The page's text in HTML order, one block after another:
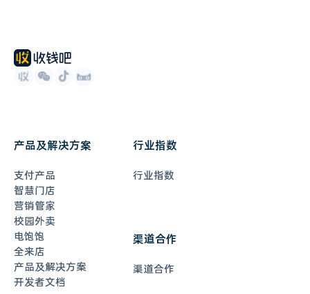
产品及解决方案
支付产品
智慧门店
营销管家
校园外卖
电饱饱
全来店
产品及解决方案
开发者文档
行业指数
行业指数
渠道合作
渠道合作